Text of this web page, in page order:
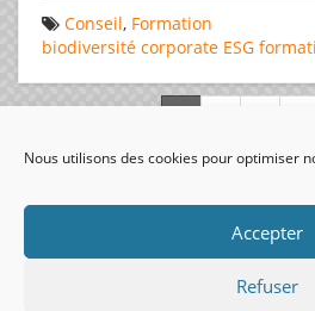
Nous utilisons des cookies pour optimiser
Accepter
Refuser
Conseil, Formation
biodiversité corporate ESG
visiteurs uniques: